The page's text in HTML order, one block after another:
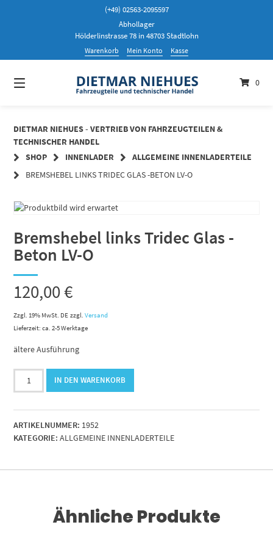
(+49) 02563-2095597
Abhollager
Hölderlinstrasse 78 in 48703 Stadtlohn
Warenkorb Mein Konto Kasse
0
DIETMAR NIEHUES - VERTRIEB VON FAHRZEUGTEILEN &
TECHNISCHER HANDEL
SHOP
INNENLADER
ALLGEMEINE INNENLADERTEILE
BREMSHEBEL LINKS TRIDEC GLAS -BETON LV-O
Bremshebel links Tridec Glas -
Beton LV-O
120,00€
Zzgl. 19% MwSt. DE zzgl.Versand
Lieferzeit: ca. 2-5 Werktage
ältere Ausführung
Bremshebel
links
Glas
-
Beton
IN DEN WARENKORB
ARTIKELNUMMER: 1952
KATEGORIE: ALLGEMEINE INNENLADERTEILE
Ähnliche Produkte